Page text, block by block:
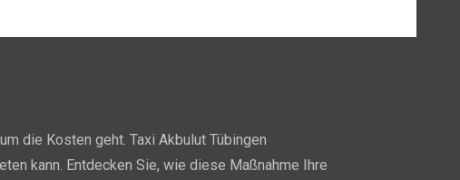
die Kosten geht. Taxi Akbulut Tübingen
kann. Entdecken Sie, wie diese Maßnahme Ihre